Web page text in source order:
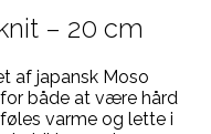
– 20 cm
af japansk Moso
både at være hård
varme og lette i